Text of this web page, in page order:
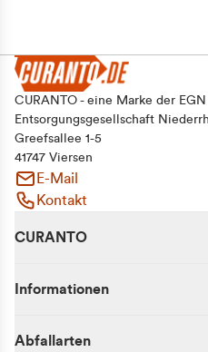
CURANTO - eine Marke der EGN
Entsorgungsgesellschaft
Greefsallee 1-5
41747 Viersen
E-Mail
Kontakt
CURANTO
Informationen
Abfallarten